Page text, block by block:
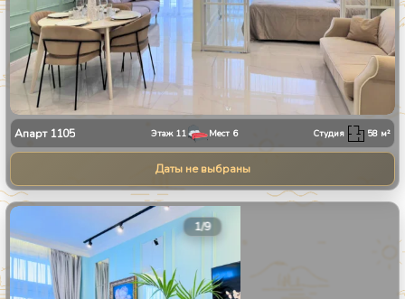
Апарт 1105 Этаж 11 Мест 6 Студия 58 м²
Даты не выбраны
1/9